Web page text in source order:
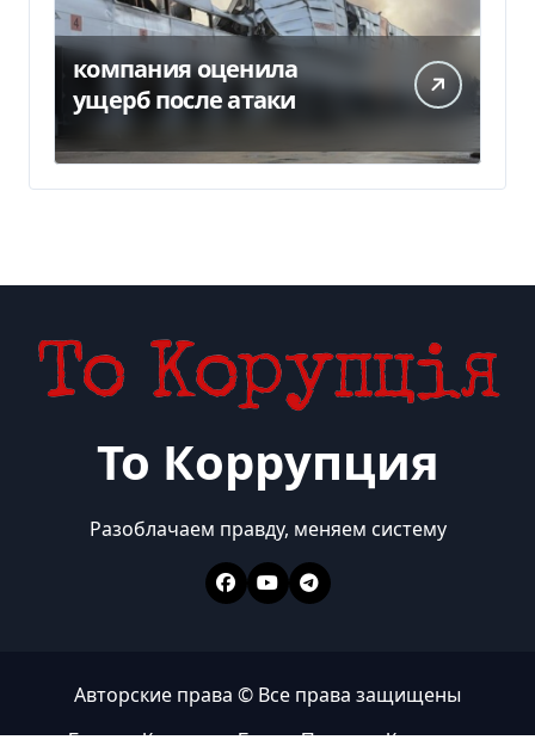
компания оценила
ущерб после атаки
То Коррупция
Разоблачаем правду, меняем систему
Авторские права © Все права защищены
ГлавнаяКоррупцияБизнесПолитикаКонтакты